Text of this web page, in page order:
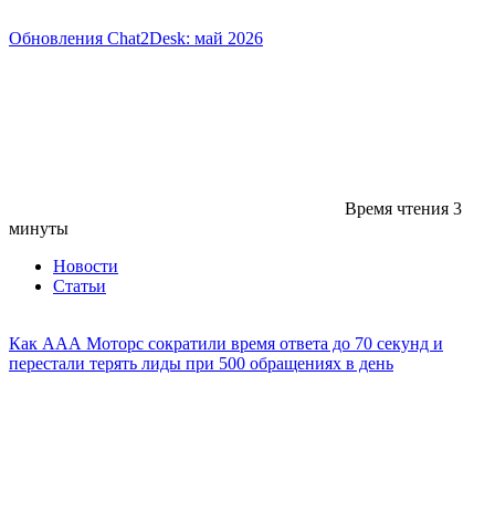
Обновления Chat2Desk: май 2026
Время чтения 3
минуты
Новости
Статьи
Как ААА Моторс сократили время ответа до 70 секунд и
перестали терять лиды при 500 обращениях в день